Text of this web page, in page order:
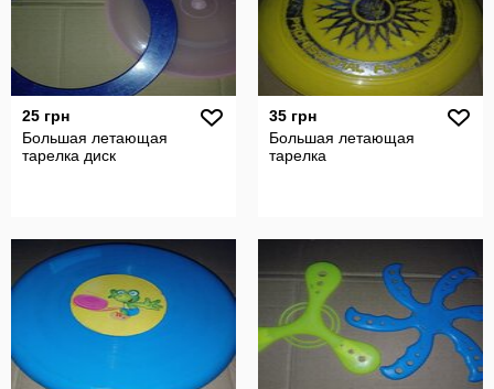
25 грн
Большая летающая
тарелка диск
35 грн
Большая летающая
тарелка